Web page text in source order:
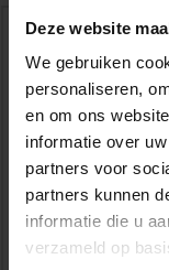
Deze website
We gebruiken
personaliseren,
en om ons
informatie over
partners voor
partners kunnen
informatie die u
verzameld op
Gewenste
lengtemaat in
Materiaalkosten